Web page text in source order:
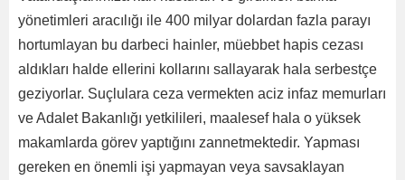
yönetimleri aracılığı ile 400 milyar dolardan fazla parayı
hortumlayan bu darbeci hainler, müebbet hapis cezası
aldıkları halde ellerini kollarını sallayarak hala serbestçe
geziyorlar. Suçlulara ceza vermekten aciz infaz memurları
ve Adalet Bakanlığı yetkilileri, maalesef hala o yüksek
makamlarda görev yaptığını zannetmektedir. Yapması
gereken en önemli işi yapmayan veya savsaklayan